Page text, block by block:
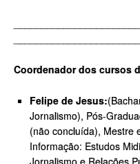
Coordenador dos cursos
Felipe de Jesus:
Jornalismo), Pós-
(não concluída), Mestre
Informação: Estudos
Jornalismo e Relações